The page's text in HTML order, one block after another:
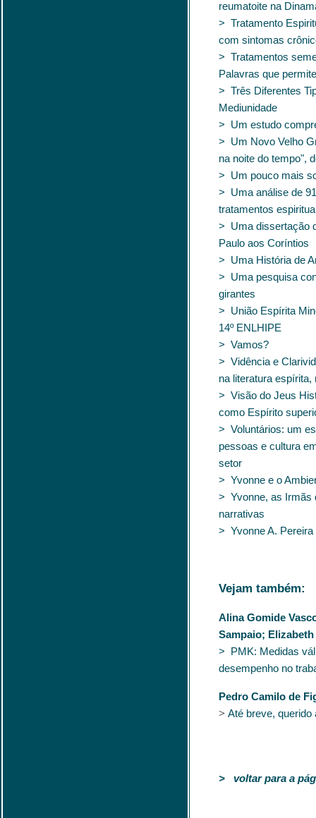
reumatoite na
> Tratamento
com sintomas
> Tratamentos
Palavras que
> Três Diferentes
Mediunidade
> Um estudo
> Um Novo Velho
na noite do tempo",
> Um pouco mais
> Uma análise de
tratamentos
> Uma dissertação
Paulo aos Coríntios
> Uma História de
> Uma pesquisa
girantes
> União Espírita
14º ENLHIPE
> Vamos?
> Vidência e
na literatura
> Visão do Jeus
como Espírito
> Voluntários: um
pessoas e cultura
setor
> Yvonne e o
> Yvonne, as Irmãs
narrativas
> Yvonne A.
Vejam também:
Alina Gomide
Sampaio;
> PMK: Medidas
desempenho no
Pedro Camilo de
> Até breve, querido
> voltar para a